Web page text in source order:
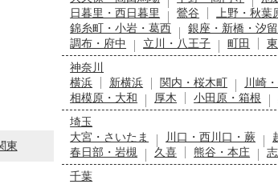
東
日暮里・西日暮里
鶯谷 上野・秋葉
錦糸町・小岩・葛西
銀座・新橋・汐留
調布・府中
立川・八王子 町田
神奈川
横浜
新横浜 関内・桜木町 川崎
相模原・大和
厚木 小田原・箱根
埼玉
大宮・さいたま
川口・西川口・蕨
春日部・岩槻
久喜 熊谷・本庄
千葉